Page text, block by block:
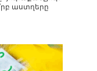
աստղերը